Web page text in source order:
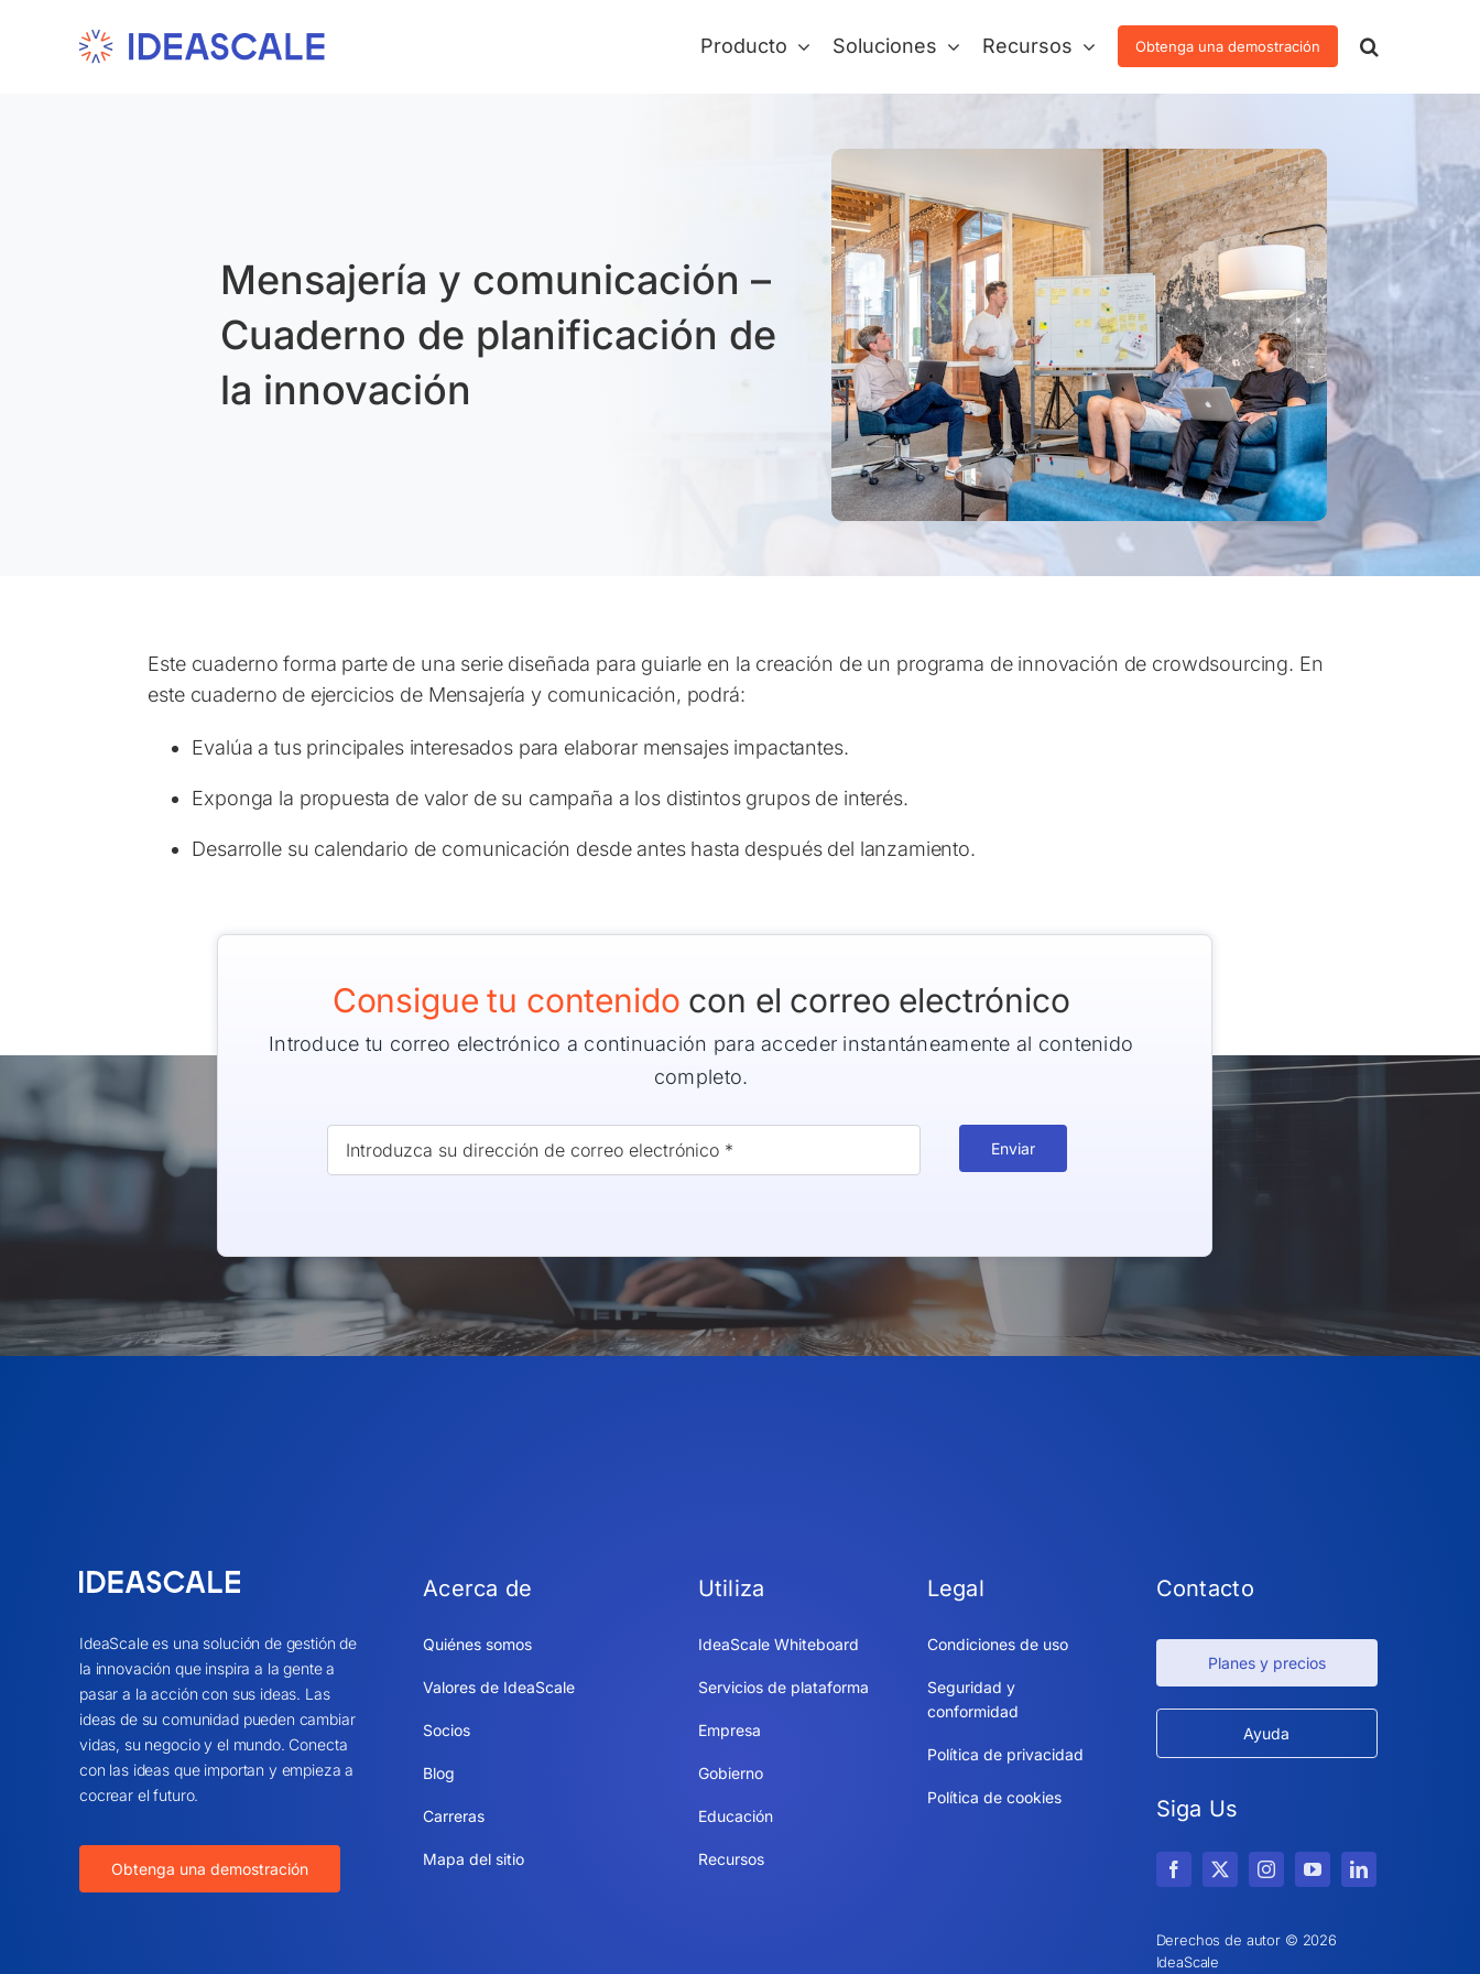
Producto Soluciones Recursos Obtenga una demostración
Mensajería y comunicación –
Cuaderno de planificación de
la innovación
Este cuaderno forma parte de una serie diseñada para guiarle en la creación de un programa de innovación de crowdsourcing. En
este cuaderno de ejercicios de Mensajería y comunicación, podrá:
Evalúa a tus principales interesados para elaborar mensajes impactantes.
Exponga la propuesta de valor de su campaña a los distintos grupos de interés.
Desarrolle su calendario de comunicación desde antes hasta después del lanzamiento.
Consigue tu contenido con el correo electrónico
Introduce tu correo electrónico a continuación para acceder instantáneamente al contenido
completo.
Enviar
IdeaScale es una solución de gestión de
la innovación que inspira a la gente a
pasar a la acción con sus ideas. Las
ideas de su comunidad pueden cambiar
vidas, su negocio y el mundo. Conecta
con las ideas que importan y empieza a
cocrear el futuro.
Obtenga una demostración
Acerca de
Quiénes somos
Valores de IdeaScale
Socios
Blog
Carreras
Mapa del sitio
Utiliza
IdeaScale Whiteboard
Servicios de plataforma
Empresa
Gobierno
Educación
Recursos
Legal
Condiciones de uso
Seguridad y
conformidad
Política de privacidad
Política de cookies
Contacto
Planes y precios
Ayuda
Siga Us
Derechos de autor © 2026
IdeaScale